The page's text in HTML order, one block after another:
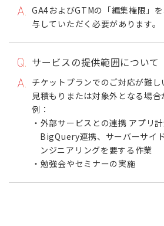
GA4およびGTMの「編集権限」
与していただく必要があります。
サービスの提供範囲について
チケットプランでのご対応が難
見積もりまたは対象外となる場合
例：
・外部サービスとの連携 アプリ
BigQuery連携、サーバーサイ
ンジニアリングを要する作業
・勉強会やセミナーの実施